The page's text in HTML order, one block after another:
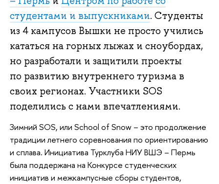
студентами и выпускниками. Студенты
из 4 кампусов Вышки не просто учились
кататься на горных лыжах и сноубордах,
но разработали и защитили проекты
по развитию внутреннего туризма в
своих регионах. Участники SOS
поделились с нами впечатлениями.
Зимний SOS, или School of Snow – это продолжение
традиции летнего соревнования по ориентированию
и сплава. Инициатива Турклуба НИУ ВШЭ – Пермь
была поддержана на Конкурсе студенческих
инициатив и межкампусные сборы студентов,